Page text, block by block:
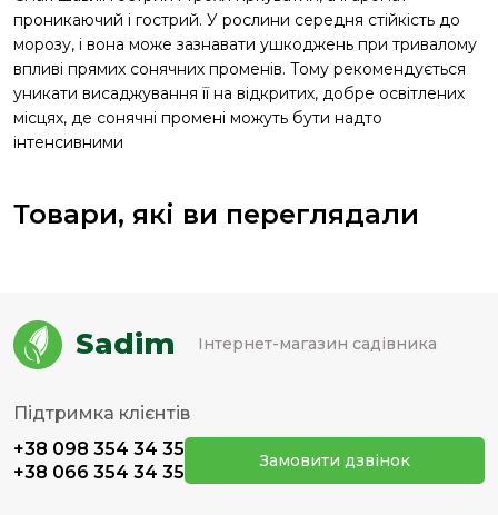
проникаючий і гострий. У рослини середня стійкість до
морозу, і вона може зазнавати ушкоджень при тривалому
впливі прямих сонячних променів. Тому рекомендується
уникати висаджування її на відкритих, добре освітлених
місцях, де сонячні промені можуть бути надто
інтенсивними
Товари, які ви переглядали
Sadim Інтернет-магазин садівника
Підтримка клієнтів
+38 098 354 34 35
+38 066 354 34 35
Замовити дзвінок